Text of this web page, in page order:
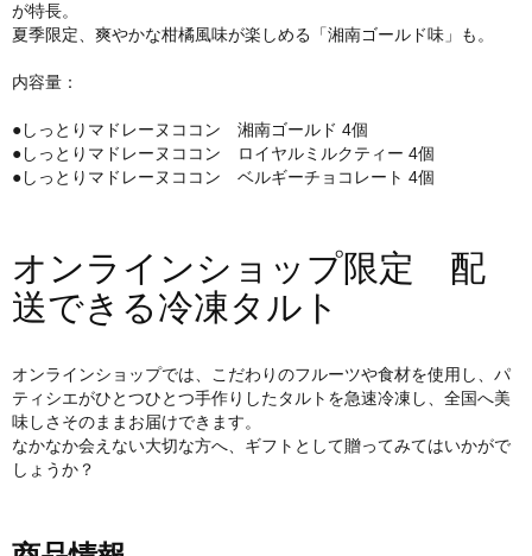
が特長。
夏季限定、爽やかな柑橘風味が楽しめる「湘南ゴールド味」も。
内容量：
●しっとりマドレーヌココン 湘南ゴールド 4個
●しっとりマドレーヌココン ロイヤルミルクティー 4個
●しっとりマドレーヌココン ベルギーチョコレート 4個
オンラインショップ限定 配
送できる冷凍タルト
オンラインショップでは、こだわりのフルーツや食材を使用し、パ
ティシエがひとつひとつ手作りしたタルトを急速冷凍し、全国へ美
味しさそのままお届けできます。
なかなか会えない大切な方へ、ギフトとして贈ってみてはいかがで
しょうか？